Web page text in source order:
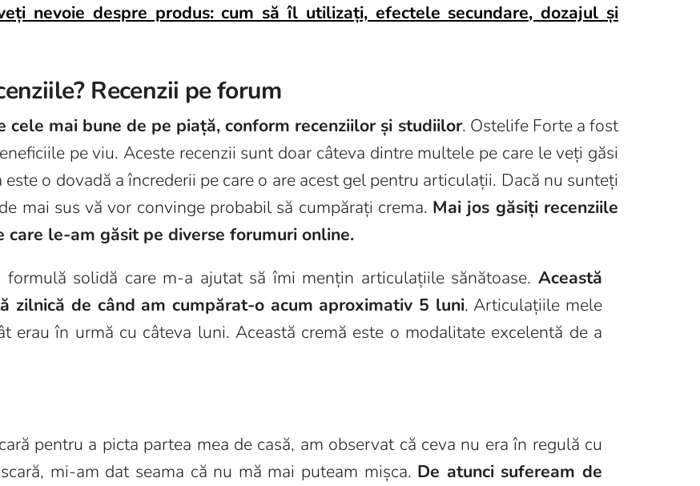
nevoie despre produs: cum să îl utilizați, efectele secundare, dozajul și
Recenzii pe forum
mai bune de pe piață, conform recenziilor și studiilor. Ostelife Forte a fost
pe viu. Aceste recenzii sunt doar câteva dintre multele pe care le veți găsi
o dovadă a încrederii pe care o are acest gel pentru articulații. Dacă nu sunteți
mai sus vă vor convinge probabil să cumpărați crema. Mai jos găsiți recenziile
le-am găsit pe diverse forumuri online.
solidă care m-a ajutat să îmi mențin articulațiile sănătoase. Această
zilnică de când am cumpărat-o acum aproximativ 5 luni. Articulațiile mele
erau în urmă cu câteva luni. Această cremă este o modalitate excelentă de a
pentru a picta partea mea de casă, am observat că ceva nu era în regulă cu
mi-am dat seama că nu mă mai puteam mișca. De atunci sufeream de